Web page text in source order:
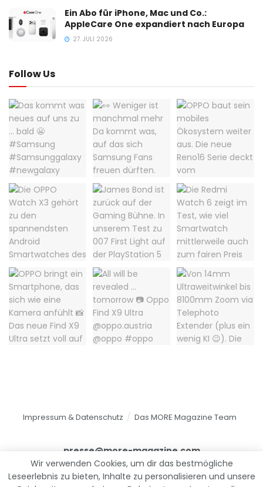
Ein Abo für iPhone, Mac und Co.:
AppleCare One expandiert nach Europa
27. JULI 2026
Follow Us
Impressum & Datenschutz Das MORE Magazine Team
presse@more-magazine.com
Wir verwenden Cookies, um dir das bestmögliche
Leseerlebnis zu bieten, Inhalte zu personalisieren und unsere